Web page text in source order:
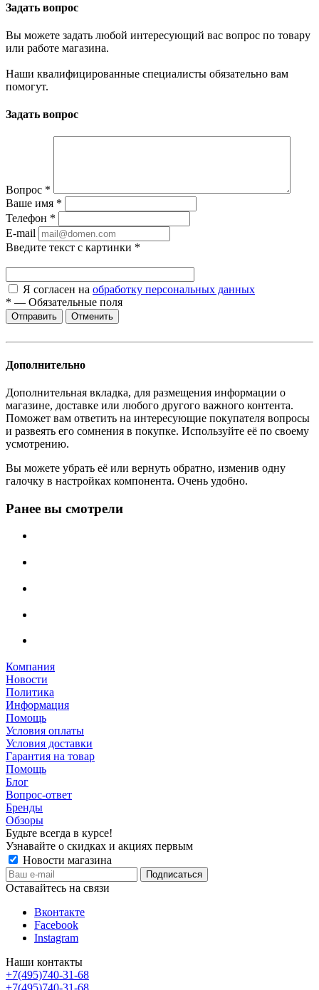
Задать вопрос
Вы можете задать любой интересующий вас вопрос по товару
или работе магазина.
Наши квалифицированные специалисты обязательно вам
помогут.
Задать вопрос
Вопрос *
Ваше имя *
Телефон *
E-mail
Введите текст с картинки *
Я согласен на обработку персональных данных
* — Обязательные поля
Отменить
Дополнительно
Дополнительная вкладка, для размещения информации о
магазине, доставке или любого другого важного контента.
Поможет вам ответить на интересующие покупателя вопросы
и развеять его сомнения в покупке. Используйте её по своему
усмотрению.
Вы можете убрать её или вернуть обратно, изменив одну
галочку в настройках компонента. Очень удобно.
Ранее вы смотрели
Компания
Новости
Политика
Информация
Помощь
Условия оплаты
Условия доставки
Гарантия на товар
Помощь
Блог
Вопрос-ответ
Бренды
Обзоры
Будьте всегда в курсе!
Узнавайте о скидках и акциях первым
Новости магазина
Оставайтесь на связи
Вконтакте
Facebook
Instagram
Наши контакты
+7(495)740-31-68
+7(495)740-31-68